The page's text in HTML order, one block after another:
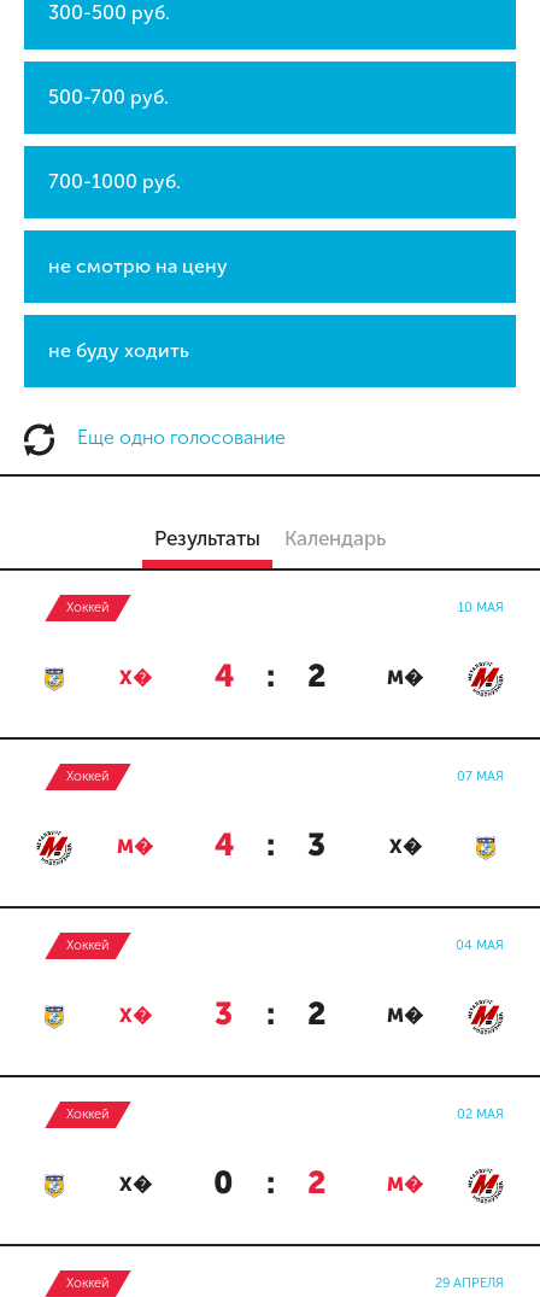
300-500 руб.
500-700 руб.
700-1000 руб.
не смотрю на цену
не буду ходить
Еще одно голосование
Результаты Календарь
Хоккей 10 МАЯ
Х� 4 : 2 М�
Хоккей 07 МАЯ
М� 4 : 3 Х�
Хоккей 04 МАЯ
Х� 3 : 2 М�
Хоккей 02 МАЯ
Х� 0 : 2 М�
Хоккей 29 АПРЕЛЯ